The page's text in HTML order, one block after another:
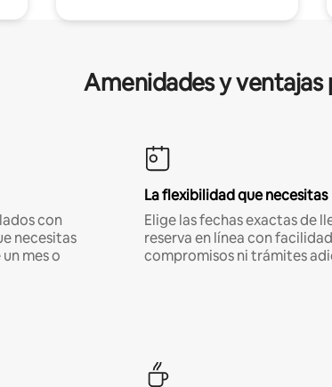
Amenidades y ventajas
con
necesitas
mes o
La flexibilidad que necesitas
Elige las fechas exactas de
reserva en línea con
compromisos ni trámites